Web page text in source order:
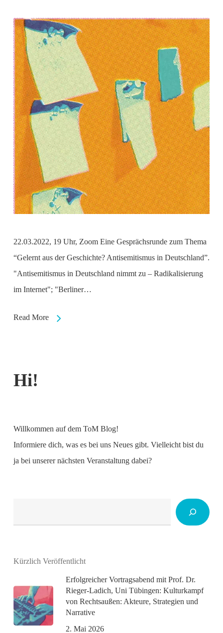
22.03.2022, 19 Uhr, Zoom Eine Gesprächsrunde zum Thema
“Gelernt aus der Geschichte? Antisemitismus in Deutschland”.
"Antisemitismus in Deutschland nimmt zu – Radikalisierung
im Internet"; "Berliner…
Read More
Hi!
Willkommen auf dem ToM Blog!
Informiere dich, was es bei uns Neues gibt. Vielleicht bist du
ja bei unserer nächsten Veranstaltung dabei?
Kürzlich Veröffentlicht
Erfolgreicher Vortragsabend mit Prof. Dr.
Rieger-Ladich, Uni Tübingen: Kulturkampf
von Rechtsaußen: Akteure, Strategien und
Narrative
2. Mai 2026